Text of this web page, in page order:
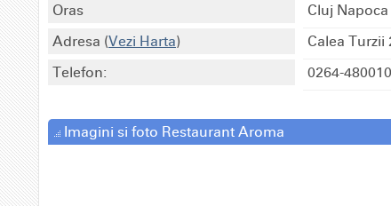
Oras
Cluj Napoca
Adresa (Vezi Harta) Calea Turzii
Telefon:
0264-480010
Imagini si foto Restaurant Aroma